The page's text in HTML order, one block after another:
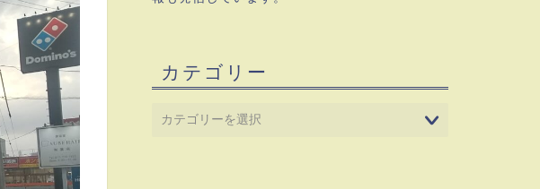
カテゴリー